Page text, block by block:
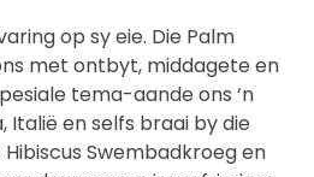
op sy eie. Die Palm
met ontbyt, middagete en
tema-aande ons ‘n
Italië en selfs braai by die
Swembadkroeg en